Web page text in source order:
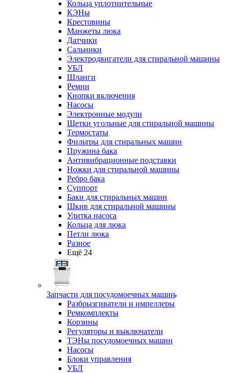
Кольца уплотнительные
КЭНы
Крестовины
Манжеты люка
Датчики
Сальники
Электродвигатели для стиральной машины
УБЛ
Шланги
Ремни
Кнопки включения
Насосы
Электронные модули
Щетки угольные для стиральной машины
Термостаты
Фильтры для стиральных машин
Пружина бака
Антивибрационные подставки
Ножки для стиральной машины
Ребро бака
Суппорт
Баки для стиральных машин
Шкив для стиральной машины
Улитка насоса
Кольца для люка
Петли люка
Разное
Ещё 24
Запчасти для посудомоечных машин
Разбрызгиватели и импеллеры
Ремкомплекты
Корзины
Регуляторы и выключатели
ТЭНы посудомоечных машин
Насосы
Блоки управления
УБЛ